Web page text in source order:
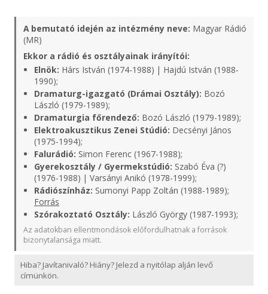
A bemutató idején az intézmény neve: Magyar Rádió
(MR)
Ekkor a rádió és osztályainak irányítói:
Elnök: Hárs István (1974-1988) | Hajdú István (1988-
1990);
Dramaturg-igazgató (Drámai Osztály): Bozó
László (1979-1989);
Dramaturgia főrendező: Bozó László (1979-1989);
Elektroakusztikus Zenei Stúdió: Decsényi János
(1975-1994);
Falurádió: Simon Ferenc (1967-1988);
Gyerekosztály / Gyermekstúdió: Szabó Éva (?)
(1976-1988) | Varsányi Anikó (1978-1999);
Rádiószínház: Sumonyi Papp Zoltán (1988-1989);
Forrás
Szórakoztató Osztály: László György (1987-1993);
Az adatokban ellentmondások előfordulhatnak a források
bizonytalansága miatt.
Hiba? Javítanivaló? Hiány? Jelezd a nyitólap alján levő
címünkön.